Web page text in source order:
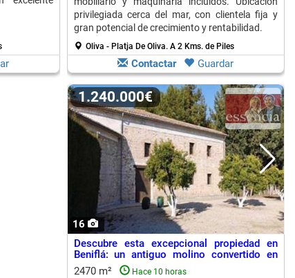
privilegiada cerca del mar, con clientela fija y
gran potencial de crecimiento y rentabilidad.
Oliva - Platja De Oliva. A 2 Kms. de Piles
Contactar Guardar
16
1.240.000€
Descubre esta excepcional propiedad en
Beniflá: un antiguo molino convertido en
salón de celebraciones
2470 m² Hace 10 horas